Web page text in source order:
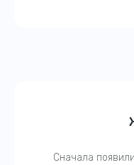
Сначала